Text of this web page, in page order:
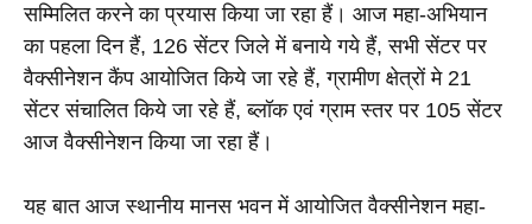
सम्मिलित करने का प्रयास किया जा रहा हैं। आज महा-अभियान
का पहला दिन हैं, 126 सेंटर जिले में बनाये गये हैं, सभी सेंटर पर
वैक्सीनेशन कैंप आयोजित किये जा रहे हैं, ग्रामीण क्षेत्रों मे 21
सेंटर संचालित किये जा रहे हैं, ब्लॉक एवं ग्राम स्तर पर 105 सेंटर
आज वैक्सीनेशन किया जा रहा हैं।
यह बात आज स्थानीय मानस भवन में आयोजित वैक्सीनेशन महा-